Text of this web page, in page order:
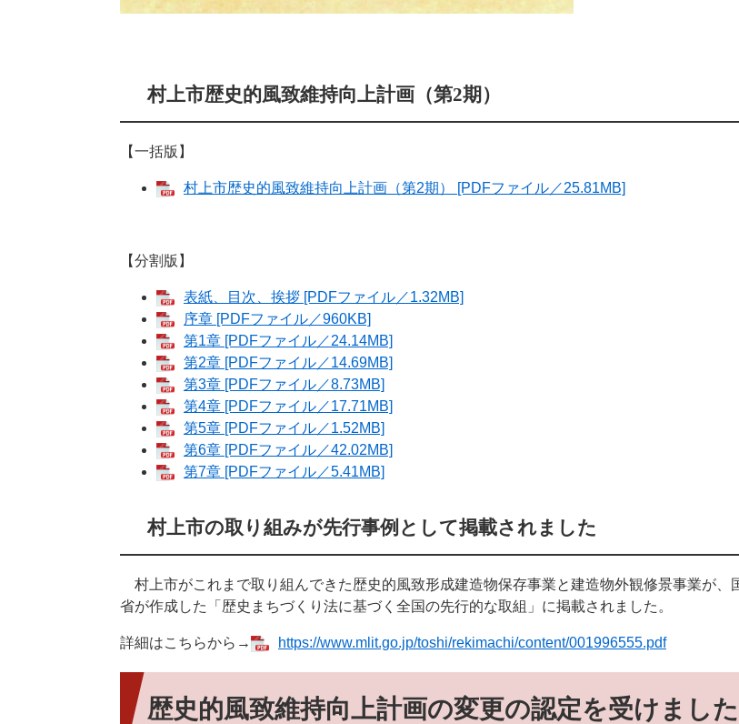
村上市歴史的風致維持向上計画（第2期）
【一括版】
村上市歴史的風致維持向上計画（第2期） [PDFファイル／25.81MB]
【分割版】
表紙、目次、挨拶 [PDFファイル／1.32MB]
序章 [PDFファイル／960KB]
第1章 [PDFファイル／24.14MB]
第2章 [PDFファイル／14.69MB]
第3章 [PDFファイル／8.73MB]
第4章 [PDFファイル／17.71MB]
第5章 [PDFファイル／1.52MB]
第6章 [PDFファイル／42.02MB]
第7章 [PDFファイル／5.41MB]
村上市の取り組みが先行事例として掲載されました
村上市がこれまで取り組んできた歴史的風致形成建造物保存事業と建造物外観修景事業が、
省が作成した「歴史まちづくり法に基づく全国の先行的な取組」に掲載されました。
詳細はこちらから→ https://www.mlit.go.jp/toshi/rekimachi/content/001996555.pdf
歴史的風致維持向上計画の変更の認定を受けました